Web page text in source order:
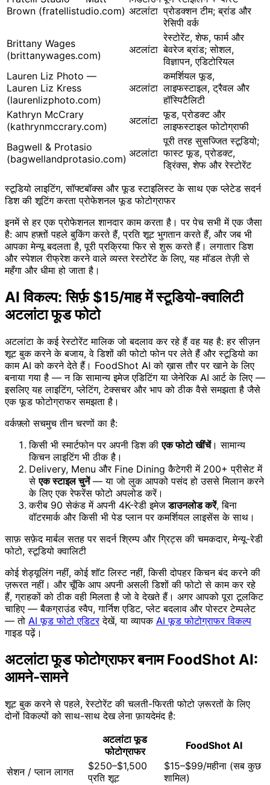
Brown (fratellistudio.com) अटलांटा प्रोडक्शन टीम; ब्रांड और
रेसिपी वर्क
Brittany Wages
(brittanywages.com)
अटलांटा
रेस्टोरेंट, शेफ, फार्म और
बेवरेज ब्रांड; सोशल,
विज्ञापन, एडिटोरियल
Lauren Liz Photo —
Lauren Liz Kress
(laurenlizphoto.com)
अटलांटा
कमर्शियल फूड,
लाइफस्टाइल, ट्रैवल और
हॉस्पिटैलिटी
Kathryn McCrary
(kathrynmccrary.com)
अटलांटा फूड, प्रोडक्ट और
लाइफस्टाइल फोटोग्राफी
Bagwell & Protasio
(bagwellandprotasio.com) अटलांटा
पूरी तरह सुसज्जित स्टूडियो;
फास्ट फूड, प्रोडक्ट,
ड्रिंक्स, शेफ और रेस्टोरेंट
स्टूडियो लाइटिंग, सॉफ्टबॉक्स और फूड स्टाइलिस्ट के साथ एक प्लेटेड सदर्न
डिश की शूटिंग करता प्रोफेशनल फूड फोटोग्राफर
इनमें से हर एक प्रोफेशनल शानदार काम करता है। पर पेच सभी में एक जैसा
है: आप हफ़्तों पहले बुकिंग करते हैं, प्रति शूट भुगतान करते हैं, और जब भी
आपका मेन्यू बदलता है, पूरी प्रक्रिया फिर से शुरू करते हैं। लगातार डिश
और स्पेशल रीफ्रेश करने वाले व्यस्त रेस्टोरेंट के लिए, यह मॉडल तेज़ी से
महँगा और धीमा हो जाता है।
AI विकल्प: सिर्फ़ $15/माह में स्टूडियो-क्वालिटी
अटलांटा फूड फोटो
अटलांटा के कई रेस्टोरेंट मालिक जो बदलाव कर रहे हैं वह यह है: हर सीज़न
शूट बुक करने के बजाय, वे डिशों की फोटो फोन पर लेते हैं और स्टूडियो का
काम AI को करने देते हैं। FoodShot AI को ख़ास तौर पर खाने के लिए
बनाया गया है — न कि सामान्य इमेज एडिटिंग या जेनेरिक AI आर्ट के लिए —
इसलिए यह लाइटिंग, प्लेटिंग, टेक्सचर और भाप को ठीक वैसे समझता है जैसे
एक फूड फोटोग्राफर समझता है।
वर्कफ़्लो सचमुच तीन चरणों का है:
किसी भी स्मार्टफोन पर अपनी डिश कीएक फोटो खींचें। सामान्य
किचन लाइटिंग भी ठीक है।
Delivery, Menu और Fine Dining कैटेगरी में 200+ प्रीसेट में
सेएक स्टाइल चुनें— या जो लुक आपको पसंद हो उससे मिलान करने
के लिए एक रेफरेंस फोटो अपलोड करें।
करीब 90 सेकंड में अपनी 4K-रेडी इमेजडाउनलोड करें, बिना
वॉटरमार्क और किसी भी पेड प्लान पर कमर्शियल लाइसेंस के साथ।
साफ़ सफ़ेद मार्बल सतह पर सदर्न श्रिम्प और ग्रिट्स की चमकदार, मेन्यू-रेडी
फोटो, स्टूडियो क्वालिटी
कोई शेड्यूलिंग नहीं, कोई शॉट लिस्ट नहीं, किसी दोपहर किचन बंद करने की
ज़रूरत नहीं। और चूँकि आप अपनी असली डिशों की फोटो से काम कर रहे
हैं, ग्राहकों को ठीक वही मिलता है जो वे देखते हैं। अगर आपको पूरा टूलकिट
चाहिए — बैकग्राउंड स्वैप, गार्निश एडिट, प्लेट बदलाव और पोस्टर टेम्पलेट
— तो AI फूड फोटो एडिटरदेखें, या व्यापक AI फूड फोटोग्राफर विकल्प
गाइड पढ़ें।
अटलांटा फूड फोटोग्राफर बनाम FoodShot AI:
आमने-सामने
शूट बुक करने से पहले, रेस्टोरेंट की चलती-फिरती फोटो ज़रूरतों के लिए
दोनों विकल्पों को साथ-साथ देख लेना फ़ायदेमंद है:
अटलांटा फूड
फोटोग्राफर
FoodShot AI
सेशन / प्लान लागत
$250–$1,500
प्रति शूट
$15–$99/महीना (सब कुछ
शामिल)